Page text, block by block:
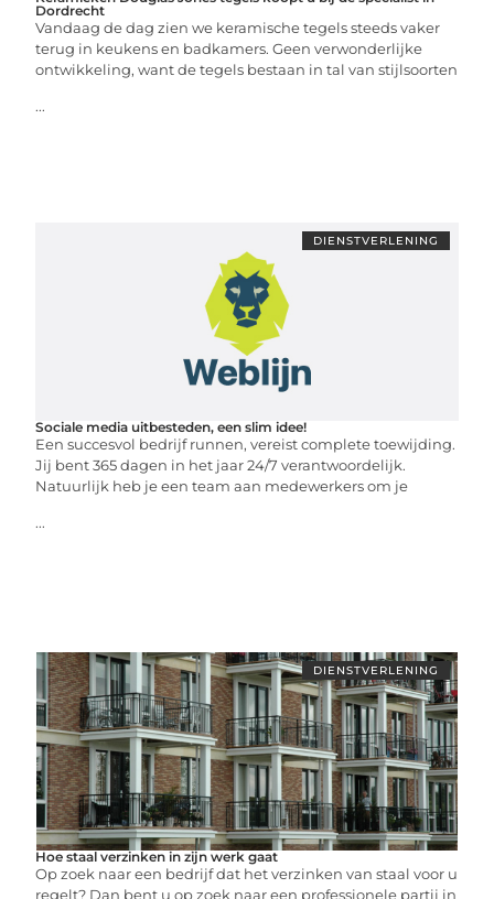
Dordrecht
Vandaag de dag zien we keramische tegels steeds vaker
terug in keukens en badkamers. Geen verwonderlijke
ontwikkeling, want de tegels bestaan in tal van stijlsoorten
...
DIENSTVERLENING
Sociale media uitbesteden, een slim idee!
Een succesvol bedrijf runnen, vereist complete toewijding.
Jij bent 365 dagen in het jaar 24/7 verantwoordelijk.
Natuurlijk heb je een team aan medewerkers om je
...
DIENSTVERLENING
Hoe staal verzinken in zijn werk gaat
Op zoek naar een bedrijf dat het verzinken van staal voor u
regelt? Dan bent u op zoek naar een professionele partij in